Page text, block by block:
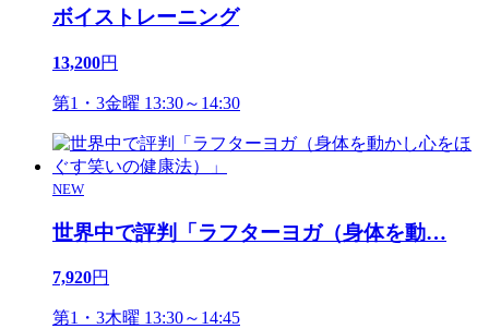
ボイストレーニング
13,200円
第1・3金曜 13:30～14:30
NEW
世界中で評判「ラフターヨガ（身体を動…
7,920円
第1・3木曜 13:30～14:45